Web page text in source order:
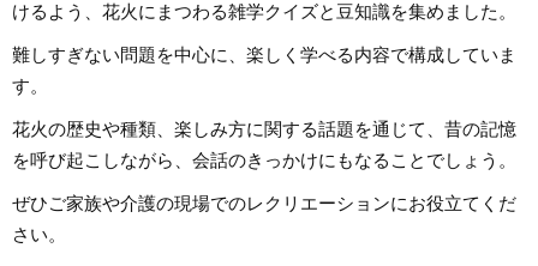
けるよう、花火にまつわる雑学クイズと豆知識を集めました。
難しすぎない問題を中心に、楽しく学べる内容で構成していま
す。
花火の歴史や種類、楽しみ方に関する話題を通じて、昔の記憶
を呼び起こしながら、会話のきっかけにもなることでしょう。
ぜひご家族や介護の現場でのレクリエーションにお役立てくだ
さい。